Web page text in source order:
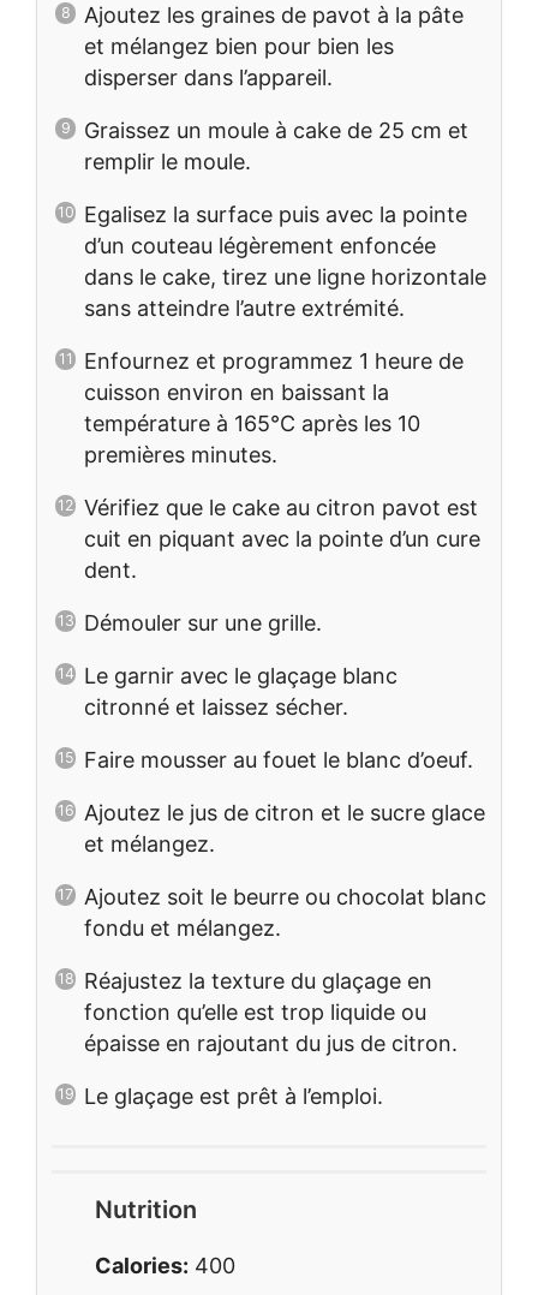
Ajoutez les graines de pavot à la pâte
et mélangez bien pour bien les
disperser dans l’appareil.
Graissez un moule à cake de 25 cm et
remplir le moule.
Egalisez la surface puis avec la pointe
d’un couteau légèrement enfoncée
dans le cake, tirez une ligne horizontale
sans atteindre l’autre extrémité.
Enfournez et programmez 1 heure de
cuisson environ en baissant la
température à 165°C après les 10
premières minutes.
Vérifiez que le cake au citron pavot est
cuit en piquant avec la pointe d’un cure
dent.
Démouler sur une grille.
Le garnir avec le glaçage blanc
citronné et laissez sécher.
Faire mousser au fouet le blanc d’oeuf.
Ajoutez le jus de citron et le sucre glace
et mélangez.
Ajoutez soit le beurre ou chocolat blanc
fondu et mélangez.
Réajustez la texture du glaçage en
fonction qu’elle est trop liquide ou
épaisse en rajoutant du jus de citron.
Le glaçage est prêt à l’emploi.
Nutrition
Calories: 400